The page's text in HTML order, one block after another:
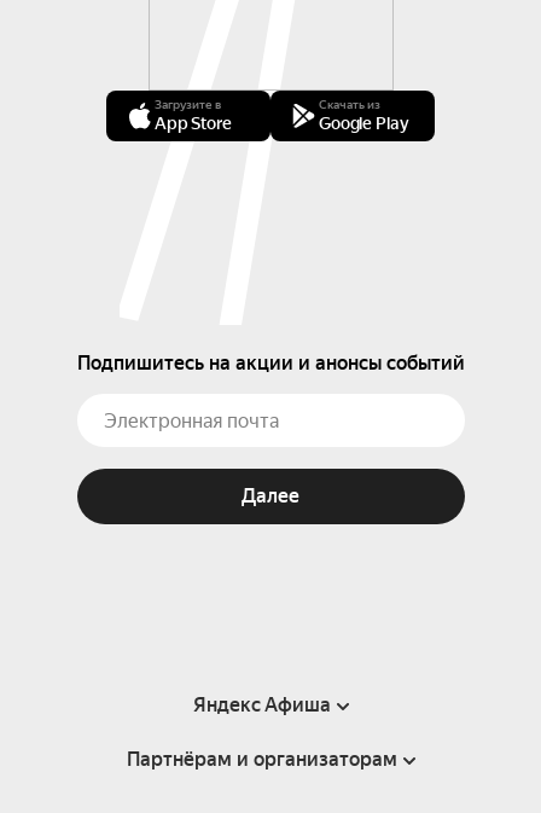
Загрузите в
App Store
Скачать из
Google Play
Подпишитесь на акции и анонсы событий
Далее
Яндекс Афиша
Справка
Партнёрам и организаторам